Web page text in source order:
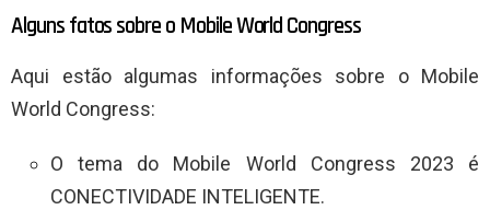
Alguns fatos sobre o Mobile World Congress
Aqui estão algumas informações sobre o Mobile
World Congress:
O tema do Mobile World Congress 2023 é
CONECTIVIDADE INTELIGENTE.